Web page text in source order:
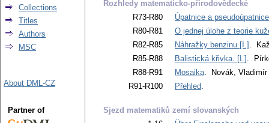
Rozhledy matematicko-přírodovědecké
R73-R80
Úpatnice a
R80-R81
O jednej úlohe z teorie
R82-R85
Náhražky benzinu [I.] .
R85-R88
Balistická křivka. [I.] .
R88-R91
Mosaika. Novák, Vladimír
R91-R100
Přehled.
Sjezd matematiků zemí slovanských
Collections
Titles
Authors
MSC
About DML-CZ
Partner of